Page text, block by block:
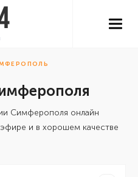
Симферополя онлайн
и в хорошем качестве